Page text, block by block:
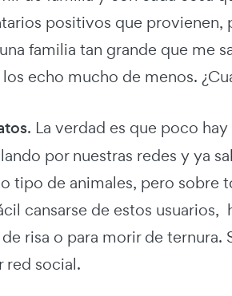
positivos que
familia tan grande que me
echo mucho de menos.
. La verdad es que poco
por nuestras redes y ya
tipo de animales, pero sobre
cansarse de estos
risa o para morir de
red social.